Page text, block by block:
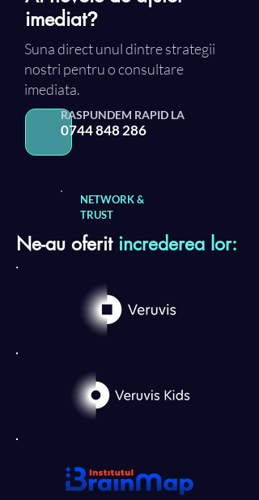
imediat?
Suna direct unul dintre strategii
nostri pentru o consultare
imediata.
RASPUNDEM RAPID LA
0744 848 286
NETWORK &
TRUST
Ne-au oferit increderea lor: